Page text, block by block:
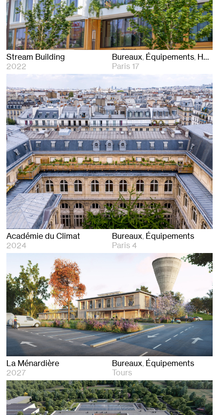
Stream Building
2022
Bureaux Équipements Hôtels
Paris 17
Académie du Climat
2024
Bureaux Équipements
Paris 4
La Ménardière
2027
Bureaux Équipements
Tours